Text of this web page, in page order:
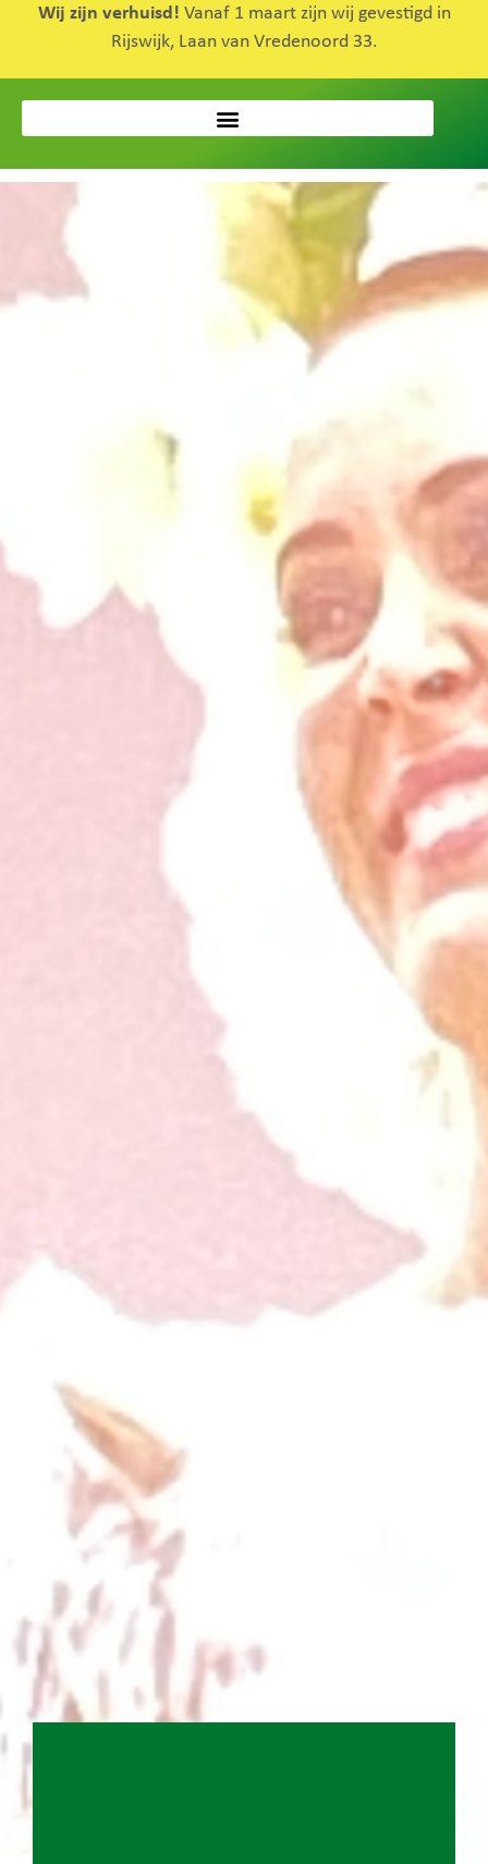
Wij zijn verhuisd! Vanaf 1 maart zijn wij gevestigd in
Rijswijk, Laan van Vredenoord 33.